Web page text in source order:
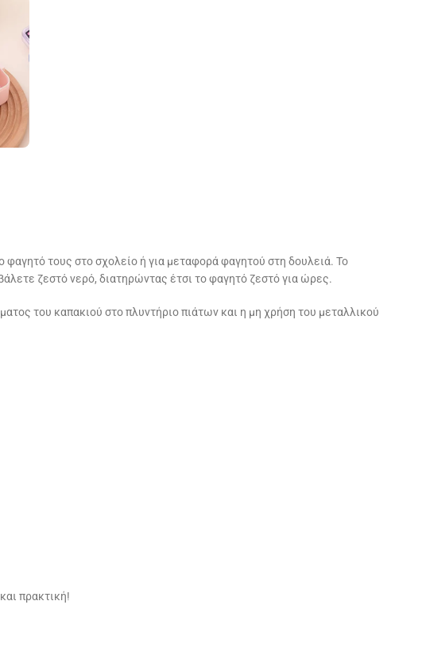
φαγητό τους στο σχολείο ή για μεταφορά φαγητού στη δουλειά. Το
ζεστό νερό, διατηρώντας έτσι το φαγητό ζεστό για ώρες.
του καπακιού στο πλυντήριο πιάτων και η μη χρήση του μεταλλικού
πρακτική!